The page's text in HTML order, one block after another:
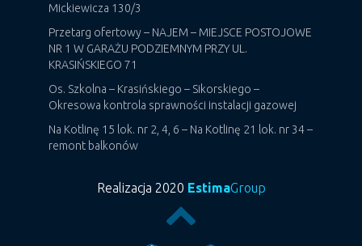
Mickiewicza 130/3
Przetarg ofertowy – NAJEM – MIEJSCE POSTOJOWE
NR 1 W GARAŻU PODZIEMNYM PRZY UL.
KRASIŃSKIEGO 71
Os. Szkolna – Krasińskiego – Sikorskiego –
Okresowa kontrola sprawności instalacji gazowej
Na Kotlinę 15 lok. nr 2, 4, 6 – Na Kotlinę 21 lok. nr 34 –
remont balkonów
Realizacja 2020 EstimaGroup